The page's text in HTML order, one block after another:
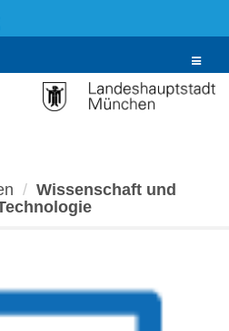
Toggle
Wissenschaft und